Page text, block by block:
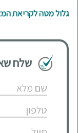
גלול מטה לקריאת
שלח